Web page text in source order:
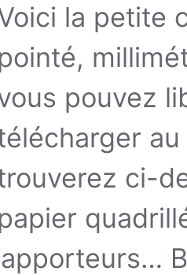
la petite
pouvez
ci-